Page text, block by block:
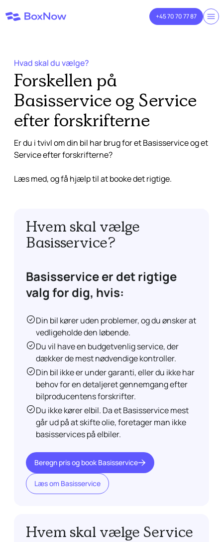
+45 70 70 77 87
Hvad skal du vælge?
Forskellen på
Basisservice og Service
efter forskrifterne
Er du i tvivl om din bil har brug for et Basisservice og et
Service efter forskrifterne?
Læs med, og få hjælp til at booke det rigtige.
Hvem skal vælge
Basisservice?
Basisservice er det rigtige
valg for dig, hvis:
Din bil kører uden problemer, og du ønsker at
vedligeholde den løbende.
Du vil have en budgetvenlig service, der
dækker de mest nødvendige kontroller.
Din bil ikke er under garanti, eller du ikke har
behov for en detaljeret gennemgang efter
bilproducentens forskrifter.
Du ikke kører elbil. Da et Basisservice mest
går ud på at skifte olie, foretager man ikke
basisservices på elbiler.
Beregn pris og book Basisservice
Læs om Basisservice
Hvem skal vælge Service